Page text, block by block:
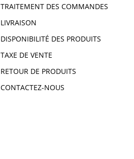
TRAITEMENT DES COMMANDES
LIVRAISON
DISPONIBILITÉ DES PRODUITS
TAXE DE VENTE
RETOUR DE PRODUITS
CONTACTEZ-NOUS